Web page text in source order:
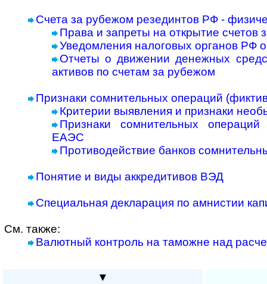
Счета за рубежом резединтов РФ -
Права и запреты на открытие счетов
Уведомления налоговых органов РФ
Отчеты о движении денежных
активов по счетам за рубежом
Признаки сомнительных операций
Критерии выявления и признаки
Признаки сомнительных
ЕАЭС
Противодействие банков
Понятие и виды аккредитивов ВЭД
Специальная декларация по амнистии
См. также:
Валютный контроль на таможне над
▼